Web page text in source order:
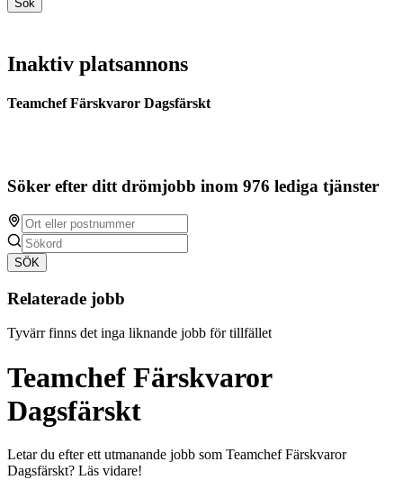
Inaktiv platsannons
Teamchef Färskvaror Dagsfärskt
Söker efter ditt drömjobb inom 976 lediga tjänster
SÖK
Relaterade jobb
Tyvärr finns det inga liknande jobb för tillfället
Teamchef Färskvaror
Dagsfärskt
Letar du efter ett utmanande jobb som Teamchef Färskvaror
Dagsfärskt? Läs vidare!